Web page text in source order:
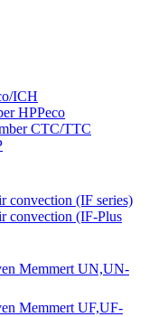
ICH
HPPeco
CTC/TTC
convection (IF series)
convection (IF-Plus
Memmert UN,UN-
Memmert UF,UF-